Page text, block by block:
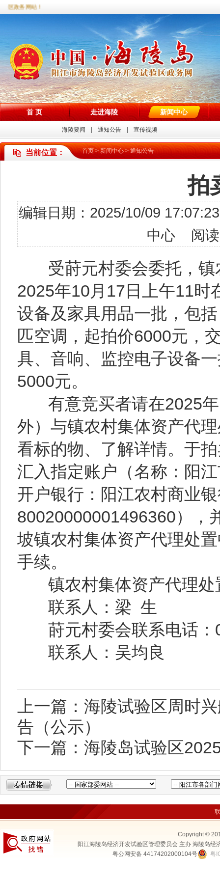
区政务网站！
首 页 走进海陵 新闻中心
海陵要闻 通知公告 宣传视频
当前位置： 首页>新闻中心>通知公告
拍
编辑日期：2025/10/09
中心 阅读
受莳元村委会委托，镇
2025年10月17日上午11时
设备及家具用品一批，包
匹空调，起拍价6000元，
具、音响、监控电子设备
5000元。
有意竞买者请在2025年
外）与镇农村集体资产代
看标的物、了解详情。于
汇入指定账户（名称：阳
开户银行：阳江农村商业
80020000001496360），
坡镇农村集体资产代理处
手续。
镇农村集体资产代理处
联系人：梁 生
莳元村委会联系电话：
联系人：吴均良
上一篇：海陵试验区周时
告（公示）
下一篇：海陵岛试验区
Copyright ©
阳江海陵岛经济开发试验区管理委员会 主办 海陵岛
粤公网安备 44174202000104号
粤